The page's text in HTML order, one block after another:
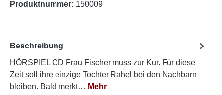
Produktnummer: 150009
Beschreibung
HÖRSPIEL CD Frau Fischer muss zur Kur. Für diese
Zeit soll ihre einzige Tochter Rahel bei den Nachbarn
bleiben. Bald merkt… Mehr